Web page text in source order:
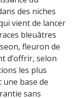
des niches
vient de lancer
bleuâtres
fleuron de
d’offrir, selon
les plus
base de
sans